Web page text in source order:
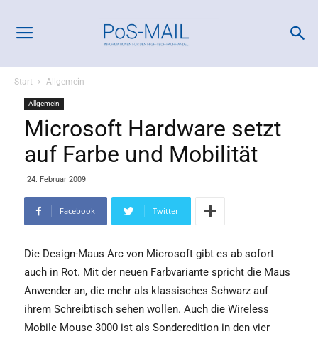
Start Allgemein
Allgemein
Microsoft Hardware setzt
auf Farbe und Mobilität
24. Februar 2009
Facebook Twitter
Die Design-Maus Arc von Microsoft gibt es ab sofort
auch in Rot. Mit der neuen Farbvariante spricht die Maus
Anwender an, die mehr als klassisches Schwarz auf
ihrem Schreibtisch sehen wollen. Auch die Wireless
Mobile Mouse 3000 ist als Sonderedition in den vier